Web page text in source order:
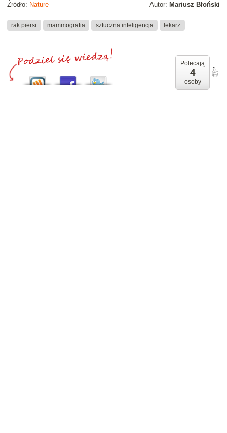
Autor: Mariusz Błoński
Źródło: Nature
rak piersi mammografia sztuczna inteligencja lekarz
Polecają
4
osoby